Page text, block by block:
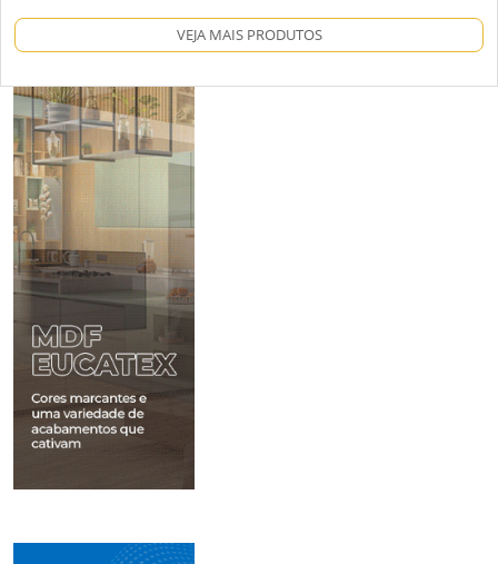
VEJA MAIS PRODUTOS